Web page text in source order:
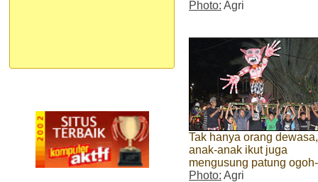
Photo: Agri
Tak hanya orang dewasa,
anak-anak ikut juga
mengusung patung
Photo: Agri